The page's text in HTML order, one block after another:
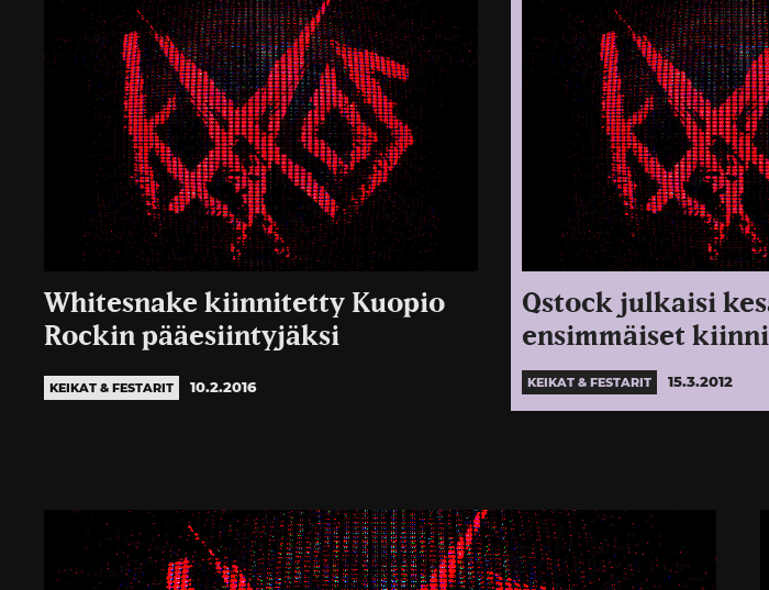
Whitesnake kiinnitetty Kuopio
Rockin pääesiintyjäksi
KEIKAT & FESTARIT 10.2.2016
Qstock julkaisi
ensimmäiset
KEIKAT & FESTARIT 15.3.2012